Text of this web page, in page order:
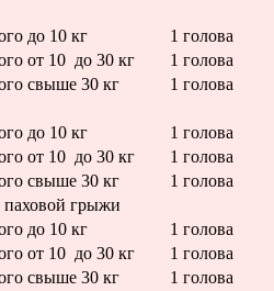
до 10 кг
1 голова
от 10 до 30 кг
1 голова
свыше 30 кг
1 голова
до 10 кг
1 голова
от 10 до 30 кг
1 голова
свыше 30 кг
1 голова
паховой грыжи
до 10 кг
1 голова
от 10 до 30 кг
1 голова
свыше 30 кг
1 голова